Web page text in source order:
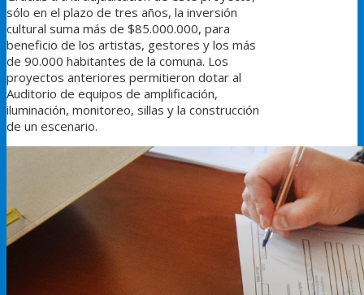
sólo en el plazo de tres años, la inversión
cultural suma más de $85.000.000, para
beneficio de los artistas, gestores y los más
de 90.000 habitantes de la comuna. Los
proyectos anteriores permitieron dotar al
Auditorio de equipos de amplificación,
iluminación, monitoreo, sillas y la construcción
de un escenario.